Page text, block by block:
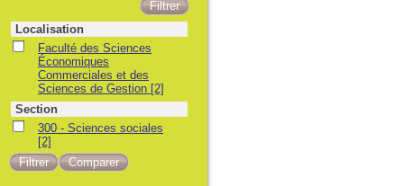
Localisation
Faculté des Sciences
Économiques
Commerciales et des
Sciences de Gestion [2]
Section
300 - Sciences sociales
[2]